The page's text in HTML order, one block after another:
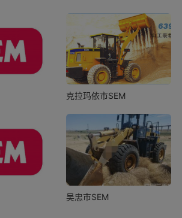
克拉玛依市SEM
吴忠市SEM